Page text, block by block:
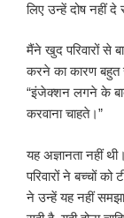
लिए उन्हें दोष नहीं दे
मैंने खुद परिवारों से
करने का कारण बहुत
“इंजेक्शन लगने के
करवाना चाहते।”
यह अज्ञानता नहीं
परिवारों ने बच्चों
ने उन्हें यह नहीं